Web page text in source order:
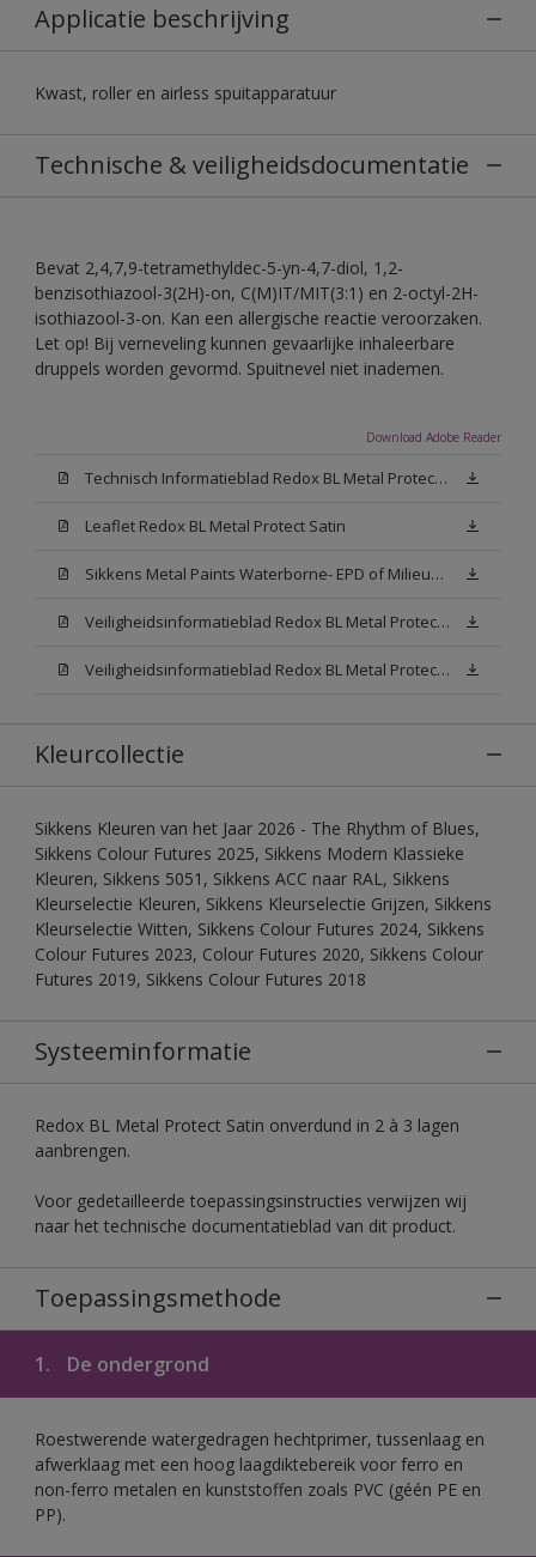
Applicatie beschrijving
Kwast, roller en airless spuitapparatuur
Technische & veiligheidsdocumentatie
Bevat 2,4,7,9-tetramethyldec-5-yn-4,7-diol, 1,2-
benzisothiazool-3(2H)-on, C(M)IT/MIT(3:1) en 2-octyl-2H-
isothiazool-3-on. Kan een allergische reactie veroorzaken.
Let op! Bij verneveling kunnen gevaarlijke inhaleerbare
druppels worden gevormd. Spuitnevel niet inademen.
Download Adobe Reader
Technisch Informatieblad Redox BL Metal Protect (PDF)
Leaflet Redox BL Metal Protect Satin
Sikkens Metal Paints Waterborne- EPD of Milieuproductverklaring
Veiligheidsinformatieblad Redox BL Metal Protect Satin N00 (MSDS)
Veiligheidsinformatieblad Redox BL Metal Protect Satin White W05 (MSDS)
Kleurcollectie
Sikkens Kleuren van het Jaar 2026 - The Rhythm of Blues,
Sikkens Colour Futures 2025, Sikkens Modern Klassieke
Kleuren, Sikkens 5051, Sikkens ACC naar RAL, Sikkens
Kleurselectie Kleuren, Sikkens Kleurselectie Grijzen, Sikkens
Kleurselectie Witten, Sikkens Colour Futures 2024, Sikkens
Colour Futures 2023, Colour Futures 2020, Sikkens Colour
Futures 2019, Sikkens Colour Futures 2018
Systeeminformatie
Redox BL Metal Protect Satin onverdund in 2 à 3 lagen
aanbrengen.
Voor gedetailleerde toepassingsinstructies verwijzen wij
naar het technische documentatieblad van dit product.
Toepassingsmethode
1. De ondergrond
Roestwerende watergedragen hechtprimer, tussenlaag en
afwerklaag met een hoog laagdiktebereik voor ferro en
non-ferro metalen en kunststoffen zoals PVC (géén PE en
PP).